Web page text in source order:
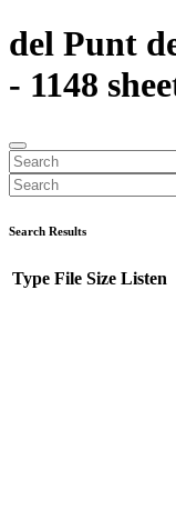
del Punt
- 1148
Search Results
Type File Size Listen